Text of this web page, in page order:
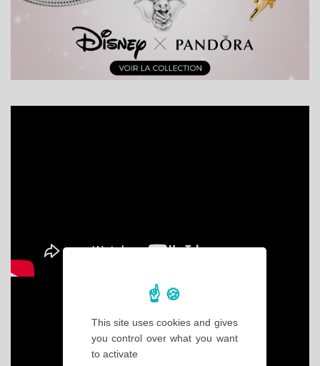
This site uses cookies and gives
you control over what you want
to activate